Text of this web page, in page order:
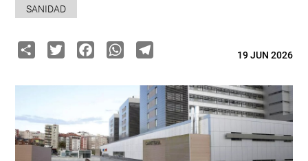
SANIDAD
ShareTwitterFacebook
WhatsApp
Telegram19 JUN 2026